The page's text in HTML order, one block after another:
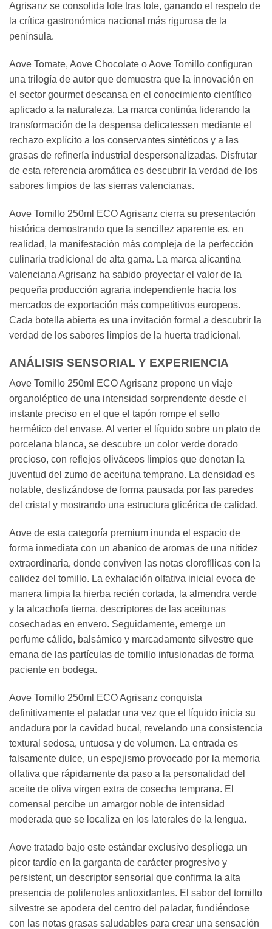
Agrisanz se consolida lote tras lote, ganando el respeto de
la crítica gastronómica nacional más rigurosa de la
península.
Aove Tomate, Aove Chocolate o Aove Tomillo configuran
una trilogía de autor que demuestra que la innovación en
el sector gourmet descansa en el conocimiento científico
aplicado a la naturaleza. La marca continúa liderando la
transformación de la despensa delicatessen mediante el
rechazo explícito a los conservantes sintéticos y a las
grasas de refinería industrial despersonalizadas. Disfrutar
de esta referencia aromática es descubrir la verdad de los
sabores limpios de las sierras valencianas.
Aove Tomillo 250ml ECO Agrisanz cierra su presentación
histórica demostrando que la sencillez aparente es, en
realidad, la manifestación más compleja de la perfección
culinaria tradicional de alta gama. La marca alicantina
valenciana Agrisanz ha sabido proyectar el valor de la
pequeña producción agraria independiente hacia los
mercados de exportación más competitivos europeos.
Cada botella abierta es una invitación formal a descubrir la
verdad de los sabores limpios de la huerta tradicional.
ANÁLISIS SENSORIAL Y EXPERIENCIA
Aove Tomillo 250ml ECO Agrisanz propone un viaje
organoléptico de una intensidad sorprendente desde el
instante preciso en el que el tapón rompe el sello
hermético del envase. Al verter el líquido sobre un plato de
porcelana blanca, se descubre un color verde dorado
precioso, con reflejos oliváceos limpios que denotan la
juventud del zumo de aceituna temprano. La densidad es
notable, deslizándose de forma pausada por las paredes
del cristal y mostrando una estructura glicérica de calidad.
Aove de esta categoría premium inunda el espacio de
forma inmediata con un abanico de aromas de una nitidez
extraordinaria, donde conviven las notas clorofílicas con la
calidez del tomillo. La exhalación olfativa inicial evoca de
manera limpia la hierba recién cortada, la almendra verde
y la alcachofa tierna, descriptores de las aceitunas
cosechadas en envero. Seguidamente, emerge un
perfume cálido, balsámico y marcadamente silvestre que
emana de las partículas de tomillo infusionadas de forma
paciente en bodega.
Aove Tomillo 250ml ECO Agrisanz conquista
definitivamente el paladar una vez que el líquido inicia su
andadura por la cavidad bucal, revelando una consistencia
textural sedosa, untuosa y de volumen. La entrada es
falsamente dulce, un espejismo provocado por la memoria
olfativa que rápidamente da paso a la personalidad del
aceite de oliva virgen extra de cosecha temprana. El
comensal percibe un amargor noble de intensidad
moderada que se localiza en los laterales de la lengua.
Aove tratado bajo este estándar exclusivo despliega un
picor tardío en la garganta de carácter progresivo y
persistent, un descriptor sensorial que confirma la alta
presencia de polifenoles antioxidantes. El sabor del tomillo
silvestre se apodera del centro del paladar, fundiéndose
con las notas grasas saludables para crear una sensación